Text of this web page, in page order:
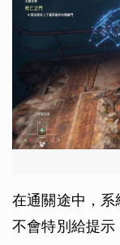
在通關途中，
不會特別給提